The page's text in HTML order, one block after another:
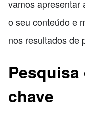
vamos apresentar
o seu conteúdo e
nos resultados de
chave